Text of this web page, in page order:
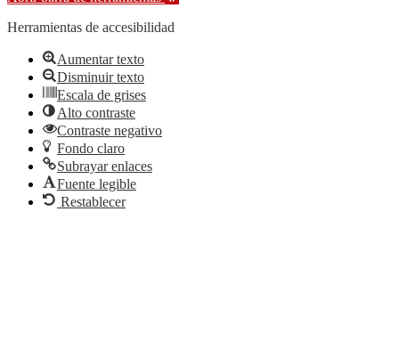
Herramientas de accesibilidad
Aumentar texto
Disminuir texto
Escala de grises
Alto contraste
Contraste negativo
Fondo claro
Subrayar enlaces
Fuente legible
Restablecer